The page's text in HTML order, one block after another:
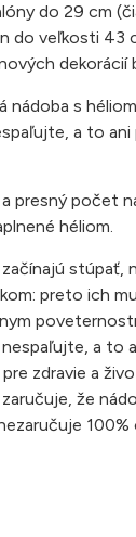
do 29 cm
do veľkosti 43
nádoba s
a to
presný počet
héliom.
stúpať,
preto ich
a to
zdravie a
že
100%